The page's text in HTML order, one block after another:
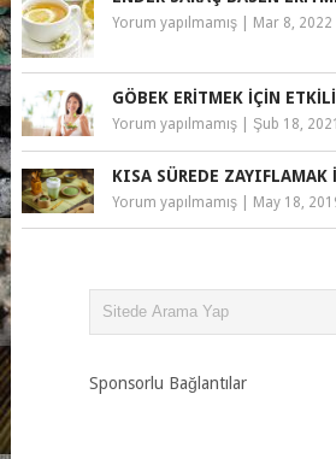
Yorum yapılmamış| Mar 8, 2022
GÖBEK ERITMEK IÇIN
Yorum yapılmamış| Şub 18, 2021
KISA SÜREDE ZAYIFLAMAK
Yorum yapılmamış| May 18,
Sponsorlu Bağlantılar